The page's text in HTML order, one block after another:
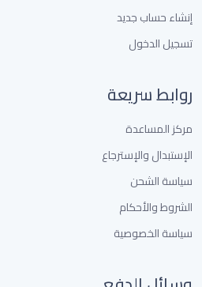
إنشاء حساب جديد
تسجيل الدخول
روابط سريعة
مركز المساعدة
الإستبدال والإسترجاع
سياسة الشحن
الشروط والأحكام
سياسة الخصوصية